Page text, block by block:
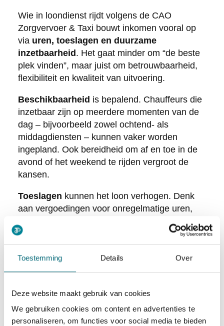
Toestemming Details Over
Deze website maakt gebruik van cookies
We gebruiken cookies om content en advertenties te
personaliseren, om functies voor social media te bieden
Wie in loondienst rijdt volgens de CAO
Zorgvervoer & Taxi bouwt inkomen vooral op
via uren, toeslagen en duurzame
inzetbaarheid. Het gaat minder om “de beste
plek vinden”, maar juist om betrouwbaarheid,
flexibiliteit en kwaliteit van uitvoering.
Beschikbaarheid is bepalend. Chauffeurs die
inzetbaar zijn op meerdere momenten van de
dag – bijvoorbeeld zowel ochtend- als
middagdiensten – kunnen vaker worden
ingepland. Ook bereidheid om af en toe in de
avond of het weekend te rijden vergroot de
kansen.
Toeslagen kunnen het loon verhogen. Denk
aan vergoedingen voor onregelmatige uren,
van de ritsoort en opdrachtgever.
Breed inzetbaar zijnhelpt eveneens.
of Valys – ben je waardevoller voor planners
en is de kans groter dat je meer uren kunt
maken.